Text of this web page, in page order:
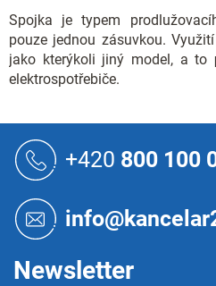
p
r
v
k
ý
i
s
Spojka je typem
pouze jednou zásuvkou.
jako kterýkoli jiný model, a to
elektrospotřebiče.
+420 800 100
Newsletter